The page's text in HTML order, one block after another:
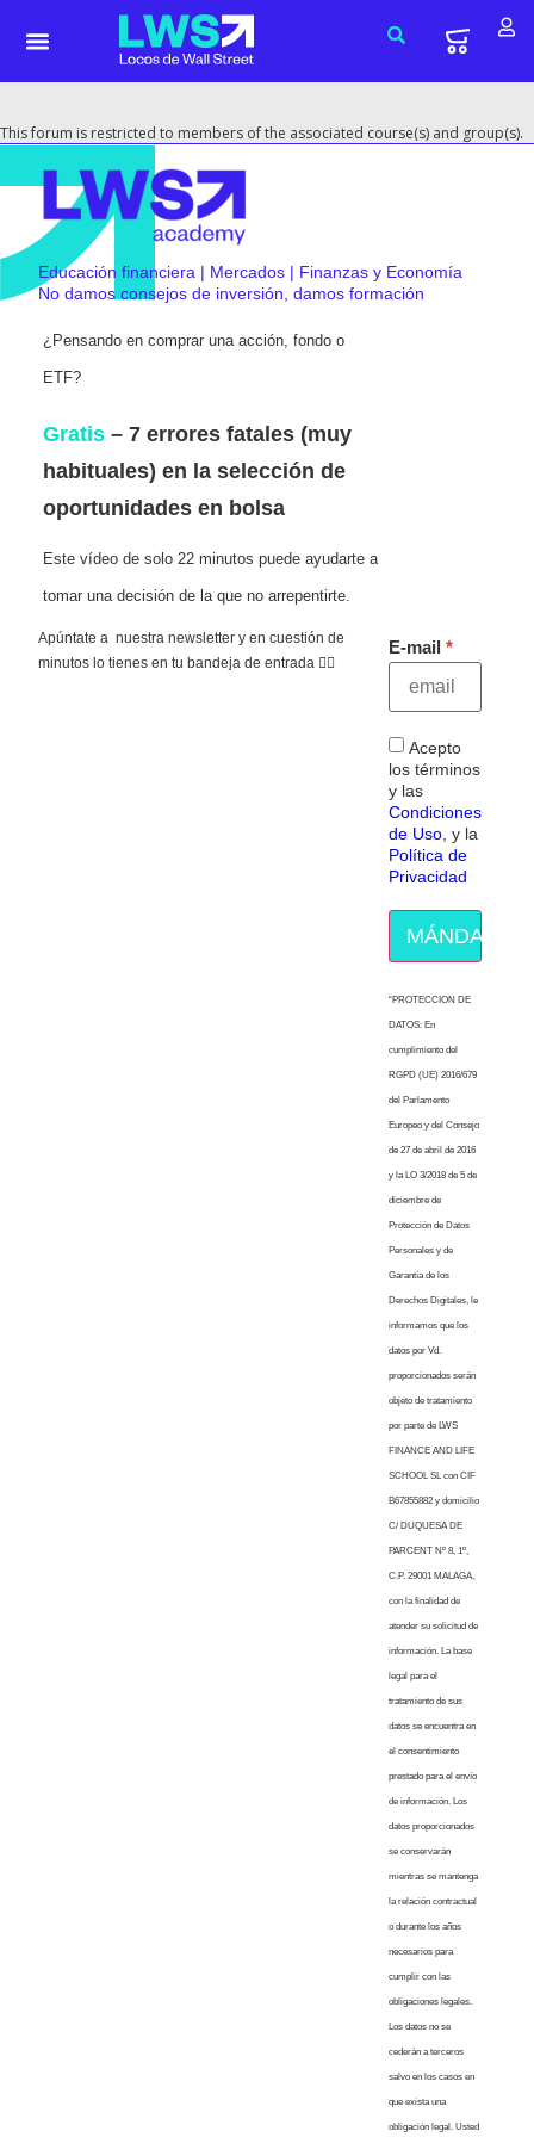
This forum is restricted to members of the associated course(s) and group(s).
Educación financiera | Mercados | Finanzas y Economía
No damos consejos de inversión, damos formación
¿Pensando en comprar una acción, fondo o
ETF?
Gratis – 7 errores fatales (muy
habituales) en la selección de
oportunidades en bolsa
Este vídeo de solo 22 minutos puede ayudarte a
tomar una decisión de la que no arrepentirte.
Apúntate a nuestra newsletter y en cuestión de
minutos lo tienes en tu bandeja de entrada 👇🏻
E-mail
Acepto
los términos
y las
Condiciones
de Uso, y la
Política de
Privacidad
MÁNDAME
“PROTECCION DE
DATOS: En
cumplimiento del
RGPD (UE) 2016/679
del Parlamento
Europeo y del Consejo
de 27 de abril de 2016
y la LO 3/2018 de 5 de
diciembre de
Protección de Datos
Personales y de
Garantía de los
Derechos Digitales, le
informamos que los
datos por Vd.
proporcionados serán
objeto de tratamiento
por parte de LWS
FINANCE AND LIFE
SCHOOL SL con CIF
B67855882 y domicilio
C/ DUQUESA DE
PARCENT Nº 8, 1º,
C.P. 29001 MALAGA,
con la finalidad de
atender su solicitud de
información. La base
legal para el
tratamiento de sus
datos se encuentra en
el consentimiento
prestado para el envío
de información. Los
datos proporcionados
se conservarán
mientras se mantenga
la relación contractual
o durante los años
necesarios para
cumplir con las
obligaciones legales.
Los datos no se
cederán a terceros
salvo en los casos en
que exista una
obligación legal. Usted